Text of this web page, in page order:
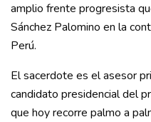
amplio frente progresista
Sánchez Palomino en la
Perú.
El sacerdote es el asesor
candidato presidencial del
que hoy recorre palmo a